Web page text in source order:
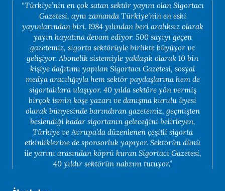
“Türkiye’nin en çok satan sektör yayını olan Sigortacı
Gazetesi, aynı zamanda Türkiye’nin en eski
yayınlarından biri. 1984 yılından beri aralıksız olarak
yayın hayatına devam ediyor. 500 sayıyı geçen
gazetemiz, sigorta sektörüyle birlikte büyüyor ve
gelişiyor. Abonelik sistemiyle yaklaşık olarak 10 bin
kişiye dağıtımı yapılan Sigortacı Gazetesi, sosyal
medya aracılığıyla hem sektör paydaşlarına hem de
sigortalılara ulaşıyor. 40 yılda sektöre yön vermiş
birçok ismin köşe yazarı ve danışma kurulu üyesi
olarak bünyesinde barındıran gazetemiz, geçmişten
beslendiği kadar sigortanın geleceğini belirleyen,
Türkiye ve Avrupa’da düzenlenen çeşitli sigorta
etkinliklerine de sponsorluk yapıyor. Sektörün dünü
ile yarını arasından köprü kuran Sigortacı Gazetesi,
40 yıldır sektörün nabzını tutuyor.”